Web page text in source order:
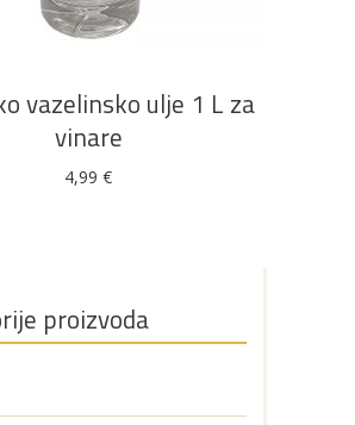
Alati i
namještaj
vazelinsko ulje 1 L za
vinare
4,99 €
proizvoda